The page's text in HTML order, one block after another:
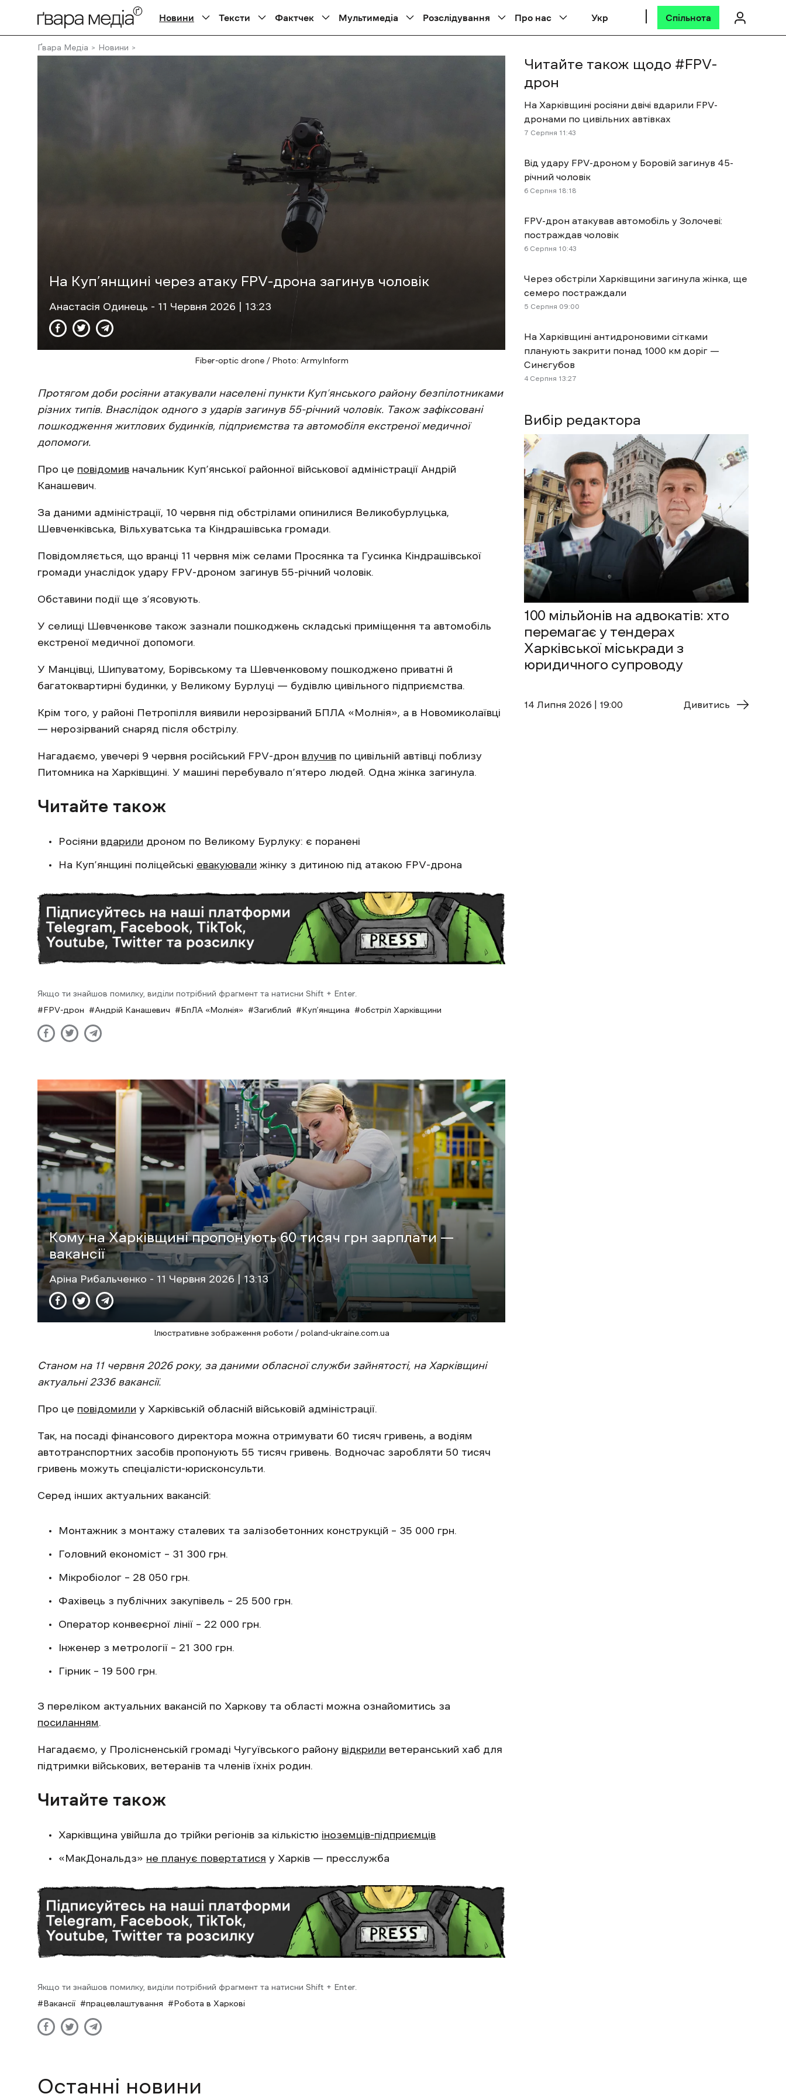
Новини Тексти Фактчек Мультимедіа Розслідування Про нас Укр Спільнота
Ґвара Медіа Новини
На Куп’янщині через атаку FPV-дрона загинув чоловік
Анастасія Одинець - 11 Червня 2026 | 13:23
Fiber-optic drone / Photo: ArmyInform
Протягом доби росіяни атакували населені пункти Куп’янського району безпілотниками
різних типів. Внаслідок одного з ударів загинув 55-річний чоловік. Також зафіксовані
пошкодження житлових будинків, підприємства та автомобіля екстреної медичної
допомоги.
Про це повідомив начальник Куп’янської районної військової адміністрації Андрій
Канашевич.
За даними адміністрації, 10 червня під обстрілами опинилися Великобурлуцька,
Шевченківська, Вільхуватська та Кіндрашівська громади.
Повідомляється, що вранці 11 червня між селами Просянка та Гусинка Кіндрашівської
громади унаслідок удару FPV-дроном загинув 55-річний чоловік.
Обставини події ще з’ясовують.
У селищі Шевченкове також зазнали пошкоджень складські приміщення та автомобіль
екстреної медичної допомоги.
У Манцівці, Шипуватому, Борівському та Шевченковому пошкоджено приватні й
багатоквартирні будинки, у Великому Бурлуці — будівлю цивільного підприємства.
Крім того, у районі Петропілля виявили нерозірваний БПЛА «Молнія», а в Новомиколаївці
— нерозірваний снаряд після обстрілу.
Нагадаємо, увечері 9 червня російський FPV-дрон влучив по цивільній автівці поблизу
Питомника на Харківщині. У машині перебувало п’ятеро людей. Одна жінка загинула.
Читайте також
Росіяни вдарили дроном по Великому Бурлуку: є поранені
На Куп’янщині поліцейські евакуювали жінку з дитиною під атакою FPV-дрона
Якщо ти знайшов помилку, виділи потрібний фрагмент та натисни Shift + Enter.
FPV-дрон
Андрій Канашевич БпЛА «Молнія» Загиблий Куп’янщина обстріл Харківщини
Кому на Харківщині пропонують 60 тисяч грн зарплати —
вакансії
Аріна Рибальченко - 11 Червня 2026 | 13:13
Ілюстративне зображення роботи / poland-ukraine.com.ua
Станом на 11 червня 2026 року, за даними обласної служби зайнятості, на Харківщині
актуальні 2336 вакансії.
Про це повідомили у Харківській обласній військовій адміністрації.
Так, на посаді фінансового директора можна отримувати 60 тисяч гривень, а водіям
автотранспортних засобів пропонують 55 тисяч гривень. Водночас заробляти 50 тисяч
гривень можуть спеціалісти-юрисконсульти.
Серед інших актуальних вакансій:
Монтажник з монтажу сталевих та залізобетонних конструкцій – 35 000 грн.
Головний економіст – 31 300 грн.
Мікробіолог – 28 050 грн.
Фахівець з публічних закупівель – 25 500 грн.
Оператор конвеєрної лінії – 22 000 грн.
Інженер з метрології – 21 300 грн.
Гірник – 19 500 грн.
З переліком актуальних вакансій по Харкову та області можна ознайомитись за
посиланням.
Нагадаємо, у Пролісненській громаді Чугуївського району відкрили ветеранський хаб для
підтримки військових, ветеранів та членів їхніх родин.
Читайте також
Харківщина увійшла до трійки регіонів за кількістю іноземців-підприємців
«МакДональдз» не планує повертатися у Харків — пресслужба
Якщо ти знайшов помилку, виділи потрібний фрагмент та натисни Shift + Enter.
Вакансії
працевлаштування Робота в Харкові
Вибір редактора
100 мільйонів на адвокатів: хто
перемагає у тендерах
Харківської міськради з
юридичного супроводу
14 Липня 2026 | 19:00 Дивитись
Читайте також щодо # FPV-
дрон
На Харківщині росіяни двічі вдарили FPV-
дронами по цивільних автівках
7 Cерпня 11:43
Від удару FPV-дроном у Боровій загинув 45-
річний чоловік
6 Cерпня 18:18
FPV-дрон атакував автомобіль у Золочеві:
постраждав чоловік
6 Cерпня 10:43
Через обстріли Харківщини загинула жінка, ще
семеро постраждали
5 Cерпня 09:00
На Харківщині антидроновими сітками
планують закрити понад 1000 км доріг —
Синєгубов
4 Cерпня 13:27
Останні новини